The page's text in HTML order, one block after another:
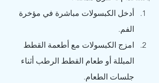
أدخل الكبسولات مباشرة في مؤخرة
الفم.
امزج الكبسولات مع أطعمة القطط
المبللة أو طعام القطط الرطب أثناء
جلسات الطعام.